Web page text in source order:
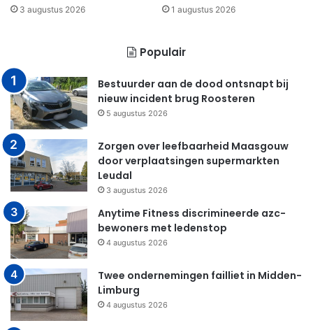
3 augustus 2026 1 augustus 2026
Populair
Bestuurder aan de dood ontsnapt bij
nieuw incident brug Roosteren
5 augustus 2026
Zorgen over leefbaarheid Maasgouw
door verplaatsingen supermarkten
Leudal
3 augustus 2026
Anytime Fitness discrimineerde azc-
bewoners met ledenstop
4 augustus 2026
Twee ondernemingen failliet in Midden-
Limburg
4 augustus 2026